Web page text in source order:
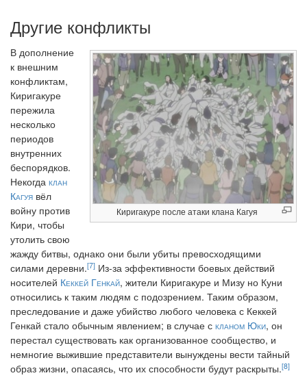
Другие конфликты
Киригакуре после атаки клана Кагуя
В дополнение
к внешним
конфликтам,
Киригакуре
пережила
несколько
периодов
внутренних
беспорядков.
Некогда клан
Кагуя вёл
войну против
Кири, чтобы
утолить свою
жажду битвы, однако они были убиты превосходящими
силами деревни.[7] Из-за эффективности боевых действий
носителей Кеккей Генкай, жители Киригакуре и Мизу но Куни
относились к таким людям с подозрением. Таким образом,
преследование и даже убийство любого человека с Кеккей
Генкай стало обычным явлением; в случае с кланом Юки, он
перестал существовать как организованное сообщество, и
немногие выжившие представители вынуждены вести тайный
образ жизни, опасаясь, что их способности будут раскрыты.[8]